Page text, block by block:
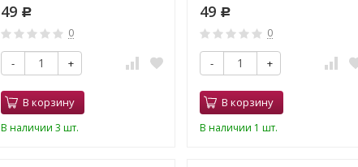
49 Р
0
- +
В корзину
В наличии 3 шт.
49 Р
0
- +
В корзину
В наличии 1 шт.